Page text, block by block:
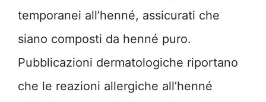
temporanei all’henné, assicurati che
siano composti da henné puro.
Pubblicazioni dermatologiche riportano
che le reazioni allergiche all’henné